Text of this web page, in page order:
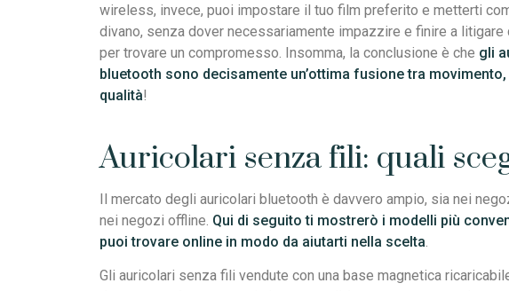
wireless, invece, puoi impostare il tuo film preferito e metterti
divano, senza dover necessariamente impazzire e finire a litigare
per trovare un compromesso. Insomma, la conclusione è che gli
bluetooth sono decisamente un’ottima fusione tra
qualità!
Auricolari senza fili: quali
Il mercato degli auricolari bluetooth è davvero ampio, sia nei
nei negozi offline. Qui di seguito ti mostrerò i modelli più
puoi trovare online in modo da aiutarti nella scelta
Gli auricolari senza fili vendute con una base magnetica